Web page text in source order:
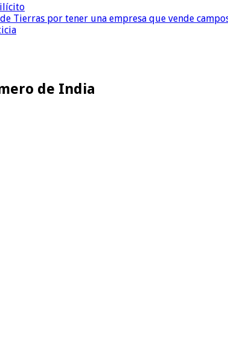
ilícito
Tierras por tener una empresa que vende
de India